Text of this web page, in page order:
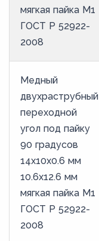
мягкая пайка М1
ГОСТ Р 52922-
2008
Медный
двухраструбный
переходной
угол под пайку
90 градусов
14х10х0.6 мм
10.6х12.6 мм
мягкая пайка М1
ГОСТ Р 52922-
2008